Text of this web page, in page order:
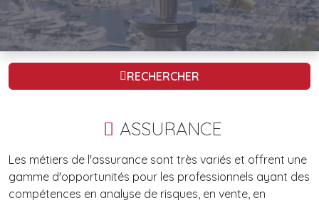
RECHERCHER
ASSURANCE
Les métiers de l'assurance sont très variés et offrent une
gamme d'opportunités pour les professionnels ayant des
compétences en analyse de risques, en vente, en